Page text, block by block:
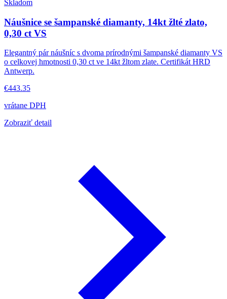
Skladom
Náušnice se šampanské diamanty, 14kt žlté zlato,
0,30 ct VS
Elegantný pár náušníc s dvoma prírodnými šampanské diamanty VS
o celkovej hmotnosti 0,30 ct ve 14kt žltom zlate. Certifikát HRD
Antwerp.
€443.35
vrátane DPH
Zobraziť detail